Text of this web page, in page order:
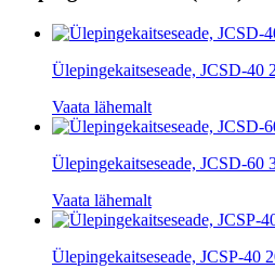
Ülepingekaitseseade, JCSD-40
Vaata lähemalt
Ülepingekaitseseade, JCSD-60
Vaata lähemalt
Ülepingekaitseseade, JCSP-40